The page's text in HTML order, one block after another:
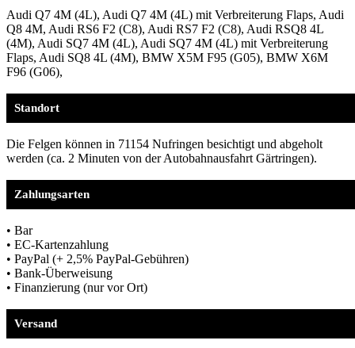
Audi Q7 4M (4L), Audi Q7 4M (4L) mit Verbreiterung Flaps, Audi
Q8 4M, Audi RS6 F2 (C8), Audi RS7 F2 (C8), Audi RSQ8 4L
(4M), Audi SQ7 4M (4L), Audi SQ7 4M (4L) mit Verbreiterung
Flaps, Audi SQ8 4L (4M), BMW X5M F95 (G05), BMW X6M
F96 (G06),
Standort
Die Felgen können in 71154 Nufringen besichtigt und abgeholt
werden (ca. 2 Minuten von der Autobahnausfahrt Gärtringen).
Zahlungsarten
• Bar
• EC-Kartenzahlung
• PayPal (+ 2,5% PayPal-Gebühren)
• Bank-Überweisung
• Finanzierung (nur vor Ort)
Versand